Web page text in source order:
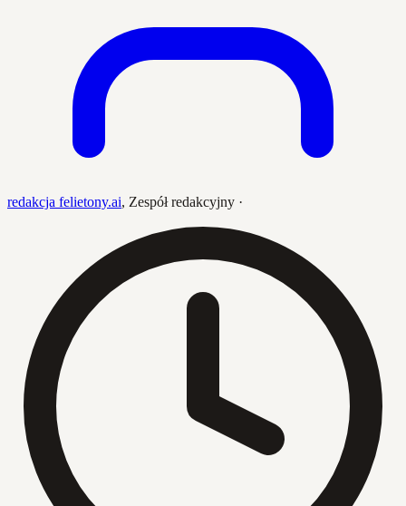
redakcja felietony.ai, Zespół redakcyjny ·